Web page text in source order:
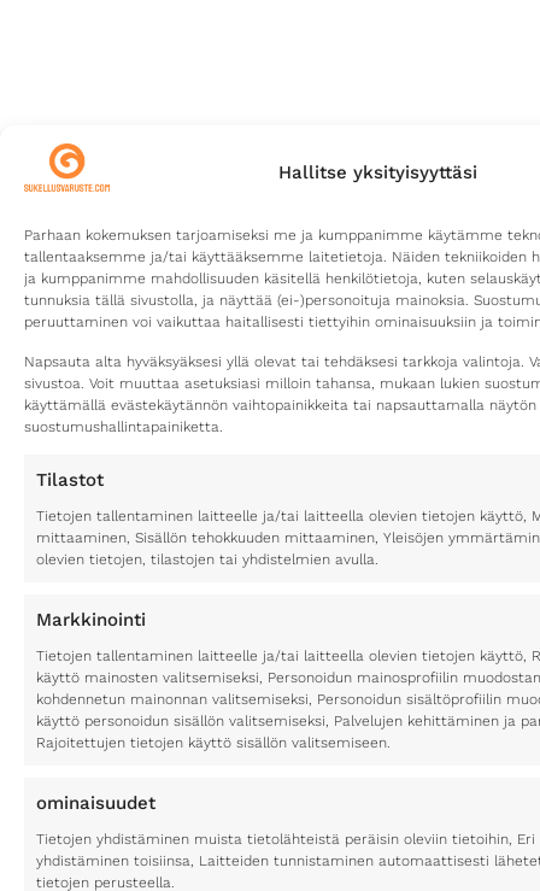
Hallitse yksityisyyttäsi
Parhaan kokemuksen tarjoamiseksi me ja kumppanimme käytämme
tallentaaksemme ja/tai käyttääksemme laitetietoja. Näiden tekniikoiden
ja kumppanimme mahdollisuuden käsitellä henkilötietoja, kuten
tunnuksia tällä sivustolla, ja näyttää (ei-)personoituja mainoksia.
peruuttaminen voi vaikuttaa haitallisesti tiettyihin ominaisuuksiin ja
Napsauta alta hyväksyäksesi yllä olevat tai tehdäksesi tarkkoja valintoja.
sivustoa. Voit muuttaa asetuksiasi milloin tahansa, mukaan lukien
käyttämällä evästekäytännön vaihtopainikkeita tai napsauttamalla näytön
suostumushallintapainiketta.
Tilastot
Tietojen tallentaminen laitteelle ja/tai laitteella olevien tietojen käyttö,
mittaaminen, Sisällön tehokkuuden mittaaminen, Yleisöjen
olevien tietojen, tilastojen tai yhdistelmien avulla.
Markkinointi
Tietojen tallentaminen laitteelle ja/tai laitteella olevien tietojen käyttö,
käyttö mainosten valitsemiseksi, Personoidun mainosprofiilin
kohdennetun mainonnan valitsemiseksi, Personoidun sisältöprofiilin
käyttö personoidun sisällön valitsemiseksi, Palvelujen kehittäminen ja
Rajoitettujen tietojen käyttö sisällön valitsemiseen.
ominaisuudet
Tietojen yhdistäminen muista tietolähteistä peräisin oleviin tietoihin,
yhdistäminen toisiinsa, Laitteiden tunnistaminen automaattisesti
tietojen perusteella.